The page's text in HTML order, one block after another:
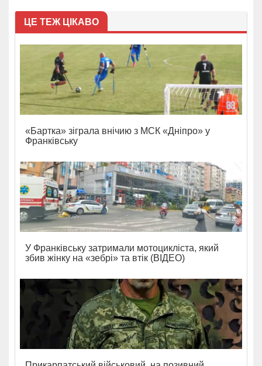
ЦЕ ТЕЖ ЦІКАВО
«Бартка» зіграла внічию з МСК «Дніпро» у
Франківську
У Франківську затримали мотоцикліста, який
збив жінку на «зебрі» та втік (ВІДЕО)